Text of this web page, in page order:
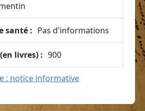
santé : Pas d'informations
livres) : 900
: notice informative